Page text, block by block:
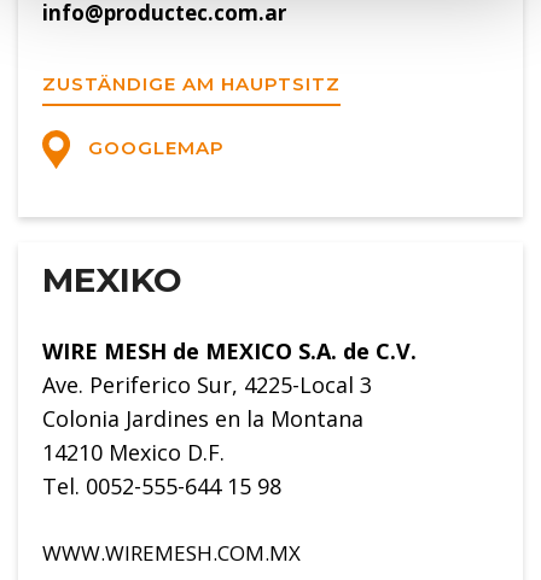
info@productec.com.ar
ZUSTÄNDIGE AM HAUPTSITZ
GOOGLEMAP
MEXIKO
WIRE MESH de MEXICO S.A. de C.V.
Ave. Periferico Sur, 4225-Local 3
Colonia Jardines en la Montana
14210 Mexico D.F.
Tel. 0052-555-644 15 98
WWW.WIREMESH.COM.MX